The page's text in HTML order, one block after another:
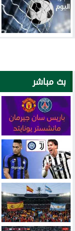
بث مباشر